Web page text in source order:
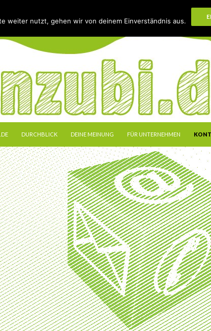
DURCHBLICK DEINE MEINUNG FÜR UNTERNEHMEN
weiter nutzt, gehen wir von deinem Einverständnis aus.